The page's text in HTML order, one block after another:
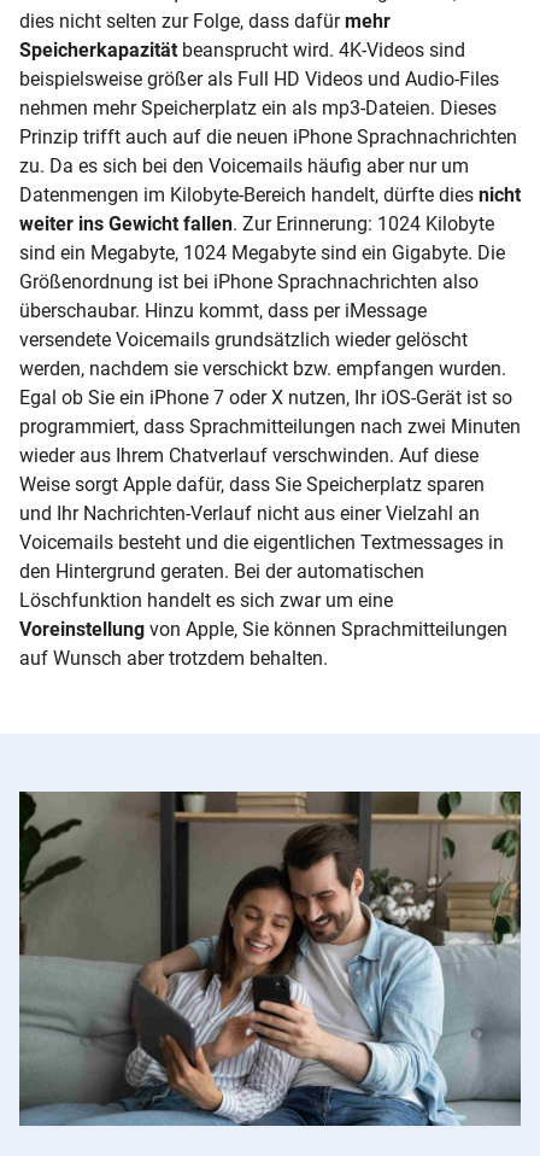
dies nicht selten zur Folge, dass dafürmehr
Speicherkapazität beansprucht wird. 4K-Videos sind
beispielsweise größer als Full HD Videos und Audio-Files
nehmen mehr Speicherplatz ein als mp3-Dateien. Dieses
Prinzip trifft auch auf die neuen iPhone Sprachnachrichten
zu. Da es sich bei den Voicemails häufig aber nur um
Datenmengen im Kilobyte-Bereich handelt, dürfte dies nicht
weiter ins Gewicht fallen. Zur Erinnerung: 1024 Kilobyte
sind ein Megabyte, 1024 Megabyte sind ein Gigabyte. Die
Größenordnung ist bei iPhone Sprachnachrichten also
überschaubar. Hinzu kommt, dass per iMessage
versendete Voicemails grundsätzlich wieder gelöscht
werden, nachdem sie verschickt bzw. empfangen wurden.
Egal ob Sie ein iPhone 7 oder X nutzen, Ihr iOS-Gerät ist so
programmiert, dass Sprachmitteilungen nach zwei Minuten
wieder aus Ihrem Chatverlauf verschwinden. Auf diese
Weise sorgt Apple dafür, dass Sie Speicherplatz sparen
und Ihr Nachrichten-Verlauf nicht aus einer Vielzahl an
Voicemails besteht und die eigentlichen Textmessages in
den Hintergrund geraten. Bei der automatischen
Löschfunktion handelt es sich zwar um eine
Voreinstellung von Apple, Sie können Sprachmitteilungen
auf Wunsch aber trotzdem behalten.